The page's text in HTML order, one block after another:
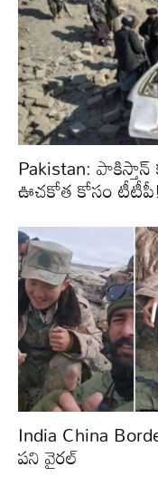
Pakistan:
ఊచకోత కోసం టీటీపీ!
India China
పని వైరల్